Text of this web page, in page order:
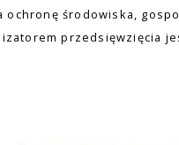
ochronę środowiska,
przedsięwzięcia